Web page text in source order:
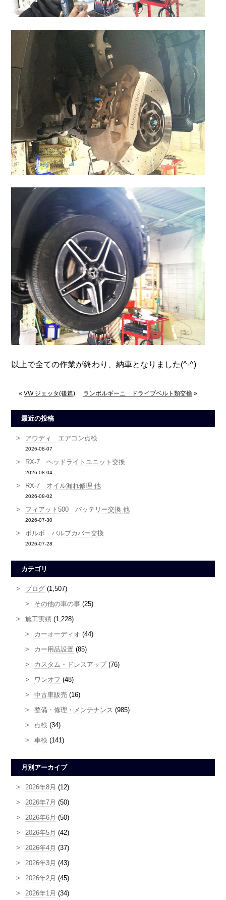
以上で全ての作業が終わり、納車となりました(^-^)
«VW ジェッタ(後篇) ランボルギーニ ドライブベルト類交換»
最近の投稿
アウディ エアコン点検
2026-08-07
RX-7 ヘッドライトユニット交換
2026-08-04
RX-7 オイル漏れ修理 他
2026-08-02
フィアット500 バッテリー交換 他
2026-07-30
ボルボ バルブカバー交換
2026-07-28
カテゴリ
ブログ (1,507)
その他の車の事 (25)
施工実績 (1,228)
カーオーディオ (44)
カー用品設置 (85)
カスタム・ドレスアップ(76)
ワンオフ (48)
中古車販売 (16)
整備・修理・メンテナンス (985)
点検 (34)
車検 (141)
月別アーカイブ
2026年8月 (12)
2026年7月 (50)
2026年6月 (50)
2026年5月 (42)
2026年4月 (37)
2026年3月 (43)
2026年2月 (45)
2026年1月 (34)